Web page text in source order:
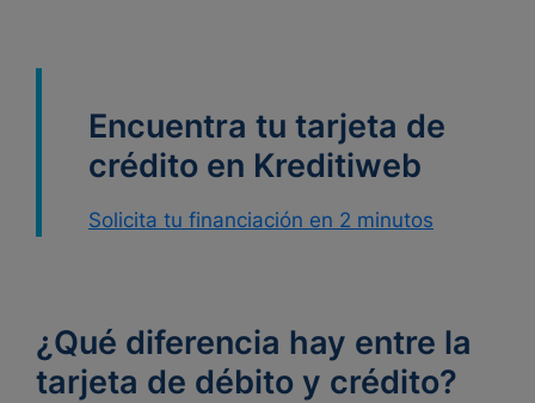
Encuentra tu tarjeta de
crédito en Kreditiweb
Solicita tu financiación en 2 minutos
¿Qué diferencia hay entre la
tarjeta de débito y crédito?